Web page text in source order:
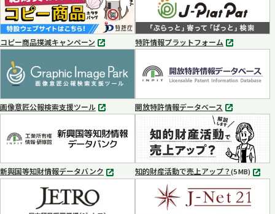
コピー商品撲滅キャンペーン
別
で
開
く
特許情報プラットフォーム
別
ブ
で
く
画像意匠公報検索支援ツール
別
ブ
で
く
開放特許情報データベース
別
タ
ブ
で
開
く
新興国等知財情報データバンク
別
知的財産活動で売上アップ？(5 MB) MP4